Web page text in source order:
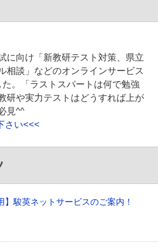
に向け「新教研テスト対策、県立
相談」などのオンラインサービス
。「ラストスパートは何で勉強
研や実力テストはどうすれば上が
見^^
さい<<<
】駿英ネットサービスのご案内！